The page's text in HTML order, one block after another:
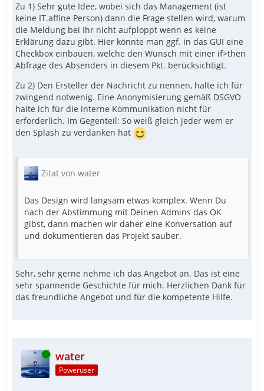
Zu 1) Sehr gute Idee, wobei sich das Management (ist
keine IT.affine Person) dann die Frage stellen wird, warum
die Meldung bei Ihr nicht aufploppt wenn es keine
Erklärung dazu gibt. Hier könnte man ggf. in das GUI eine
Checkbox einbauen, welche den Wunsch mit einer if>then
Abfrage des Absenders in diesem Pkt. berücksichtigt.
Zu 2) Den Ersteller der Nachricht zu nennen, halte ich für
zwingend notwenig. Eine Anonymisierung gemäß DSGVO
halte ich für die interne Kommunikation nicht für
erforderlich. Im Gegenteil: So weiß gleich jeder wem er
den Splash zu verdanken hat
Zitat von water
Das Design wird langsam etwas komplex. Wenn Du
nach der Abstimmung mit Deinen Admins das OK
gibst, dann machen wir daher eine Konversation auf
und dokumentieren das Projekt sauber.
Sehr, sehr gerne nehme ich das Angebot an. Das ist eine
sehr spannende Geschichte für mich. Herzlichen Dank für
das freundliche Angebot und für die kompetente Hilfe.
Online water
Poweruser